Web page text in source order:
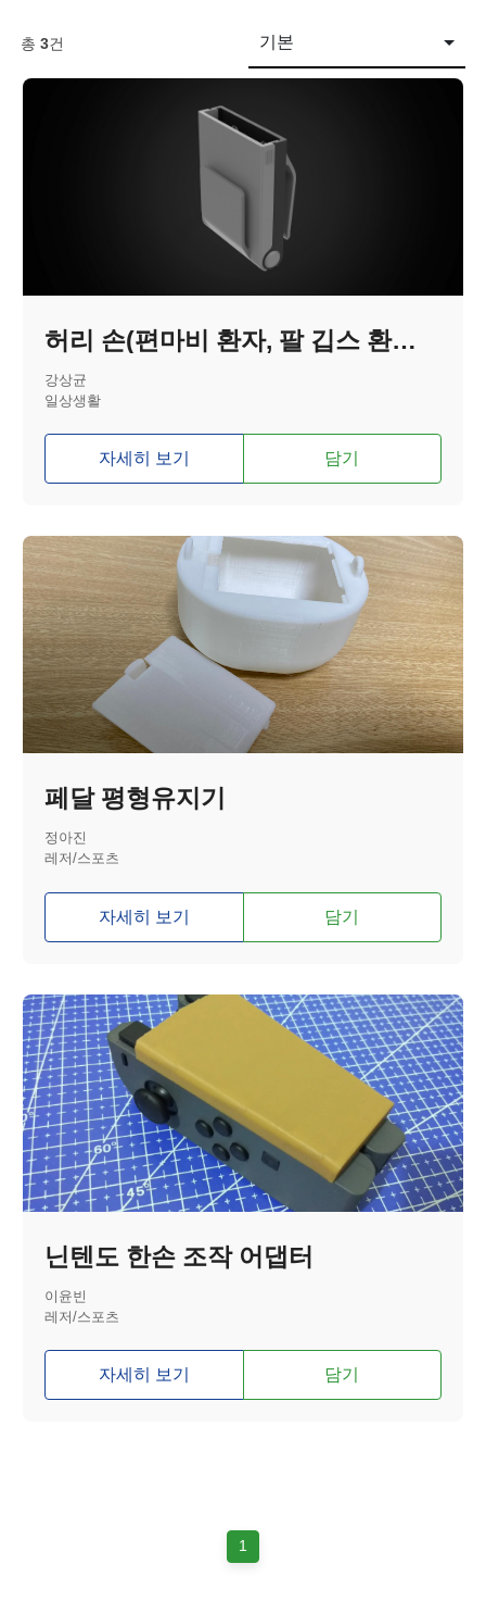
총3건 기본
허리 손(편마비 환자, 팔 깁스 환자를 위한 보조기기)
강상균
일상생활
자세히 보기 담기
페달 평형유지기
정아진
레저/스포츠
자세히 보기 담기
닌텐도 한손 조작 어댑터
이윤빈
레저/스포츠
자세히 보기 담기
1